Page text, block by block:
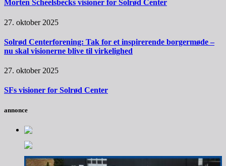
Morten Scheelsbecks visioner for Solrød Center
27. oktober 2025
Solrød Centerforening: Tak for et inspirerende borgermøde –
nu skal visionerne blive til virkelighed
27. oktober 2025
SFs visioner for Solrød Center
annonce